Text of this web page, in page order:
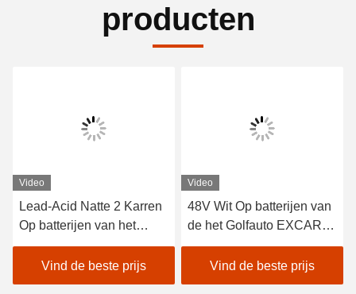
producten
Video
Lead-Acid Natte 2 Karren
Op batterijen van het
Zetelsgolf/Elektrisch
Autogolf Met fouten
Vind de beste prijs
Video
48V Wit Op batterijen van
de het Golfauto EXCAR
A1S6+2 van het
lithiumvoertuig het
Elektrische
Vind de beste prijs